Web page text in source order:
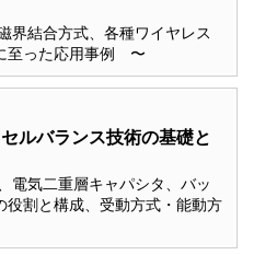
界結合方式、各種ワイヤレス
至った応用事例 〜
ルバランス技術の基礎と
電気二重層キャパシタ、バッ
役割と構成、受動方式・能動方